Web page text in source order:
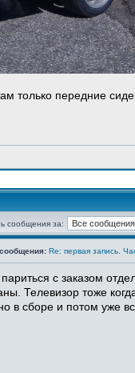
только передние
сообщения за:
Re: первая запись.
париться с заказом
Телевизор тоже
в сборе и потом уже